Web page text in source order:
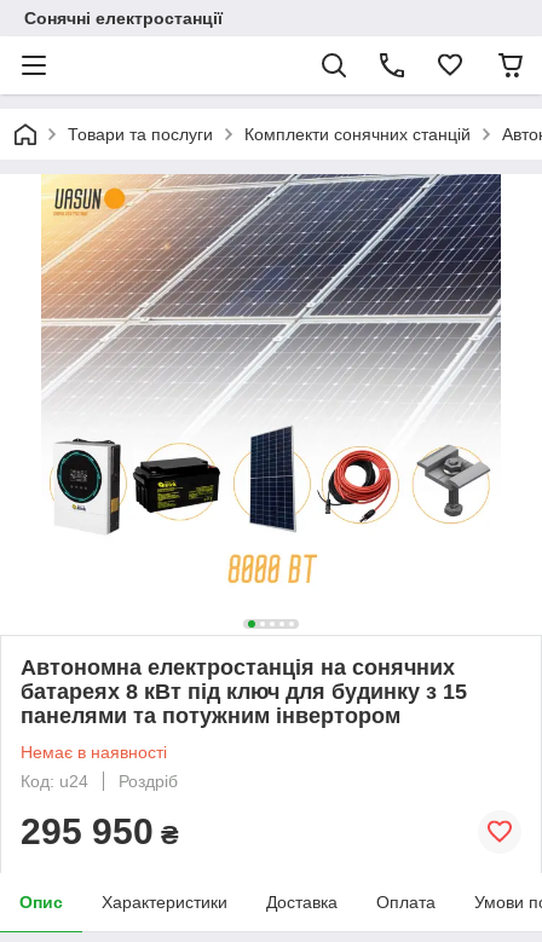
Сонячні електростанції
Товари та послуги Комплекти сонячних станцій
Автономна електростанція на сонячних
батареях 8 кВт під ключ для будинку з 15
панелями та потужним інвертором
Немає в наявності
Код: u24
Роздріб
295 950 ₴
Опис Характеристики Доставка Оплата Умови